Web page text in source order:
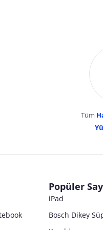
Tüm
Popüler
iPad
Bosch Dikey